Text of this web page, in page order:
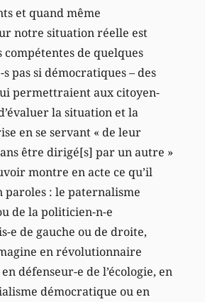
et quand même
notre situation réelle est
compétentes de quelques
pas si démocratiques – des
permettraient aux citoyen-
la situation et la
en se servant « de leur
être dirigé[s] par un autre »
montre en acte ce qu’il
paroles : le paternalisme
de la politicien-n-e
e de gauche ou de droite,
en révolutionnaire
défenseur-e de l’écologie, en
démocratique ou en